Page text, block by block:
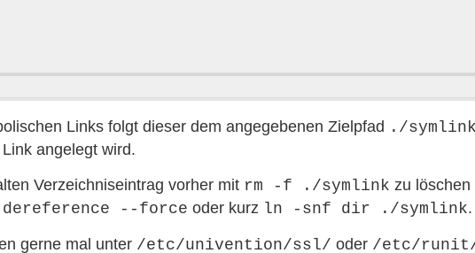
Links folgt dieser dem angegebenen Zielpfad ./symlink
angelegt wird.
Verzeichniseintrag vorher mit rm -f ./symlink zu löschen
--force oder kurz ln -snf dir ./symlink.
gerne mal unter /etc/univention/ssl/ oder /etc/